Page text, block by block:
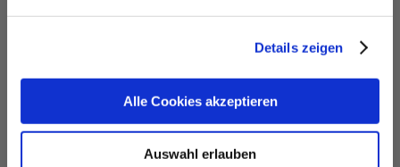
Details zeigen
Alle Cookies akzeptieren
Auswahl erlauben
Dienstleistern
kostenfreies online Hotel-Buchungstool
Rahmenprogramme
Site Inspections
Werbe- und Informationsmaterial